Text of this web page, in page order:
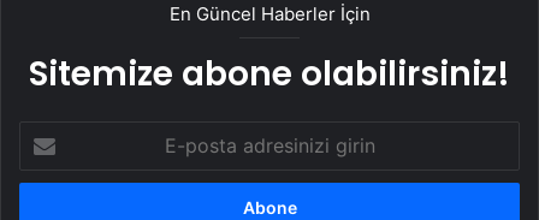
En Güncel Haberler İçin
Sitemize abone olabilirsiniz!
posta
adresinizi